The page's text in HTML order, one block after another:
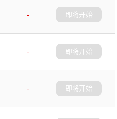
-
即将开始
-
即将开始
-
即将开始